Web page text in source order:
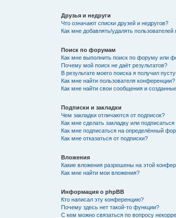
Друзья и недруги
Что означают списки друзей и недругов?
Как мне добавлять/удалять
Поиск по форумам
Как мне выполнить поиск по форуму или
Почему мой поиск не даёт результатов?
В результате моего поиска я получил
Как мне найти пользователя конференции?
Как мне найти свои сообщения и
Подписки и закладки
Чем закладки отличаются от подписок?
Как мне сделать закладку или
Как мне подписаться на определённый
Как мне отказаться от подписки?
Вложения
Какие вложения разрешены на этой
Как мне найти мои вложения?
Информация о phpBB
Кто написал эту конференцию?
Почему здесь нет такой-то функции?
С кем можно связаться по вопросу